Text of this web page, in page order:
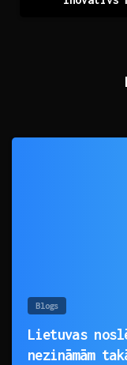
Blogs
Lietuvas
nezināmām